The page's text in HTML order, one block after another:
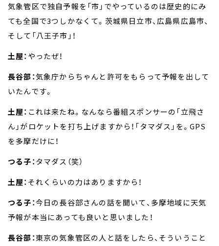
気象管区で独自予報を「市」でやっているのは歴史的にみ
ても全国で3つしかなくて。茨城県日立市、広島県広島市、
そして「八王子市」！
土屋： やったぜ！
長谷部：気象庁からちゃんと許可をもらって予報を出して
いたんです。
土屋： これは来たね。なんなら番組スポンサーの「立飛さ
ん」がロケットを打ち上げますから！「タマダス」を。GPS
を多摩だけに！
つる子：タマダス（笑）
土屋： それくらいの力はありますから！
つる子：今日の長谷部さんの話を聞いて、多摩地域に天気
予報が本当にあっても良いと思いました！
長谷部：東京の気象管区の人と話をしたら、そういうこと